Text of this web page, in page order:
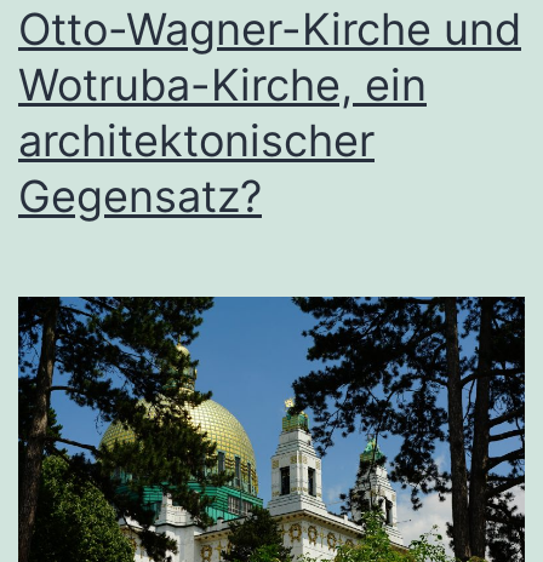
Otto-Wagner-Kirche und
Wotruba-Kirche, ein
architektonischer
Gegensatz?